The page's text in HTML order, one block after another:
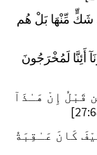
مِّنْهَا بَلْ هُم
أَئِنَّا لَمُخْرَجُونَ
قَبْلُ إِنْ هَـٰذَآ
كَانَ عَـٰقِبَةُ